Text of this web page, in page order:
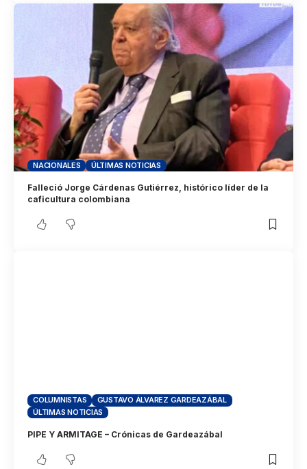
NACIONALES ÚLTIMAS NOTICIAS
Falleció Jorge Cárdenas Gutiérrez, histórico líder de la
caficultura colombiana
COLUMNISTAS
GUSTAVO ÁLVAREZ GARDEAZÁBAL
ÚLTIMAS NOTICIAS
PIPE Y ARMITAGE – Crónicas de Gardeazábal